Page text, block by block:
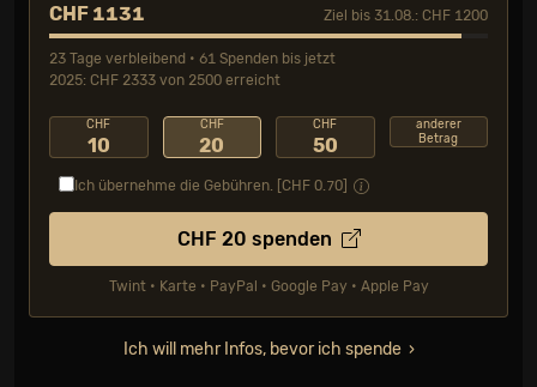
CHF 1131 Ziel bis 31.08.: CHF 1200
23 Tage verbleibend • 61 Spenden bis jetzt
2025: CHF 2333 von 2500 erreicht
CHF
10
CHF
20
CHF
50
anderer
Betrag
Ich übernehme die Gebühren. [CHF 0.70
CHF 20 spenden
Twint • Karte • PayPal • Google Pay • Apple Pay
Ich will mehr Infos, bevor ich spende